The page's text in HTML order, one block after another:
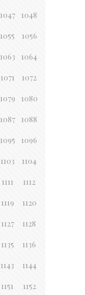
1047 1048
1055 1056
1063 1064
1071 1072
1079 1080
1087 1088
1095 1096
1103 1104
1111 1112
1119 1120
1127 1128
1135 1136
1143 1144
1151 1152